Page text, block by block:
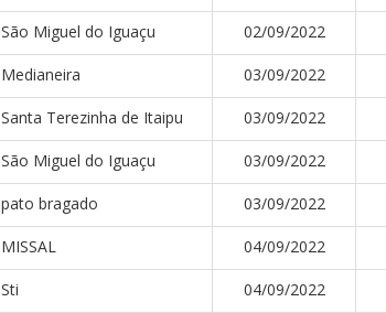
São Miguel do Iguaçu 02/09/2022
Medianeira 03/09/2022
Santa Terezinha de Itaipu 03/09/2022
São Miguel do Iguaçu 03/09/2022
pato bragado 03/09/2022
MISSAL 04/09/2022
Sti 04/09/2022